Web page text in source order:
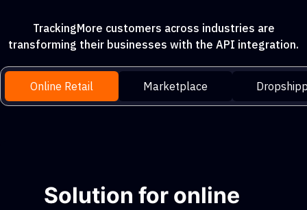
TrackingMore customers across industries are
transforming their businesses with the API integration.
Online Retail Marketplace
Solution for online